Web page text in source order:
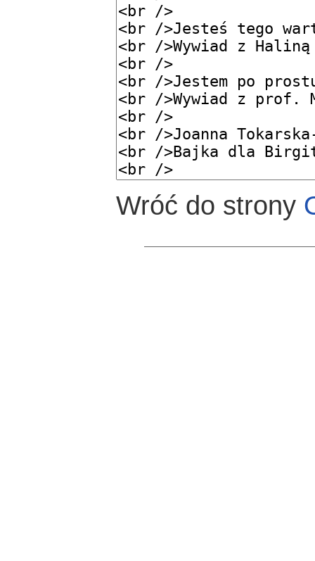
Wróć do strony